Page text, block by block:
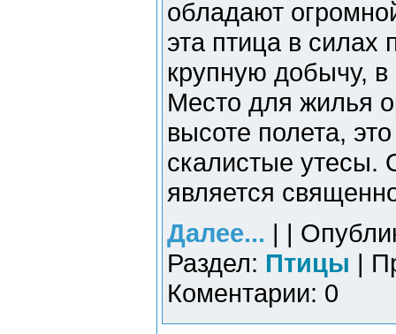
обладают
эта птица в силах
крупную добычу,
Место для жилья
высоте полета,
скалистые утесы.
является
Далее... | |
Раздел: Птицы |
Коментарии: 0